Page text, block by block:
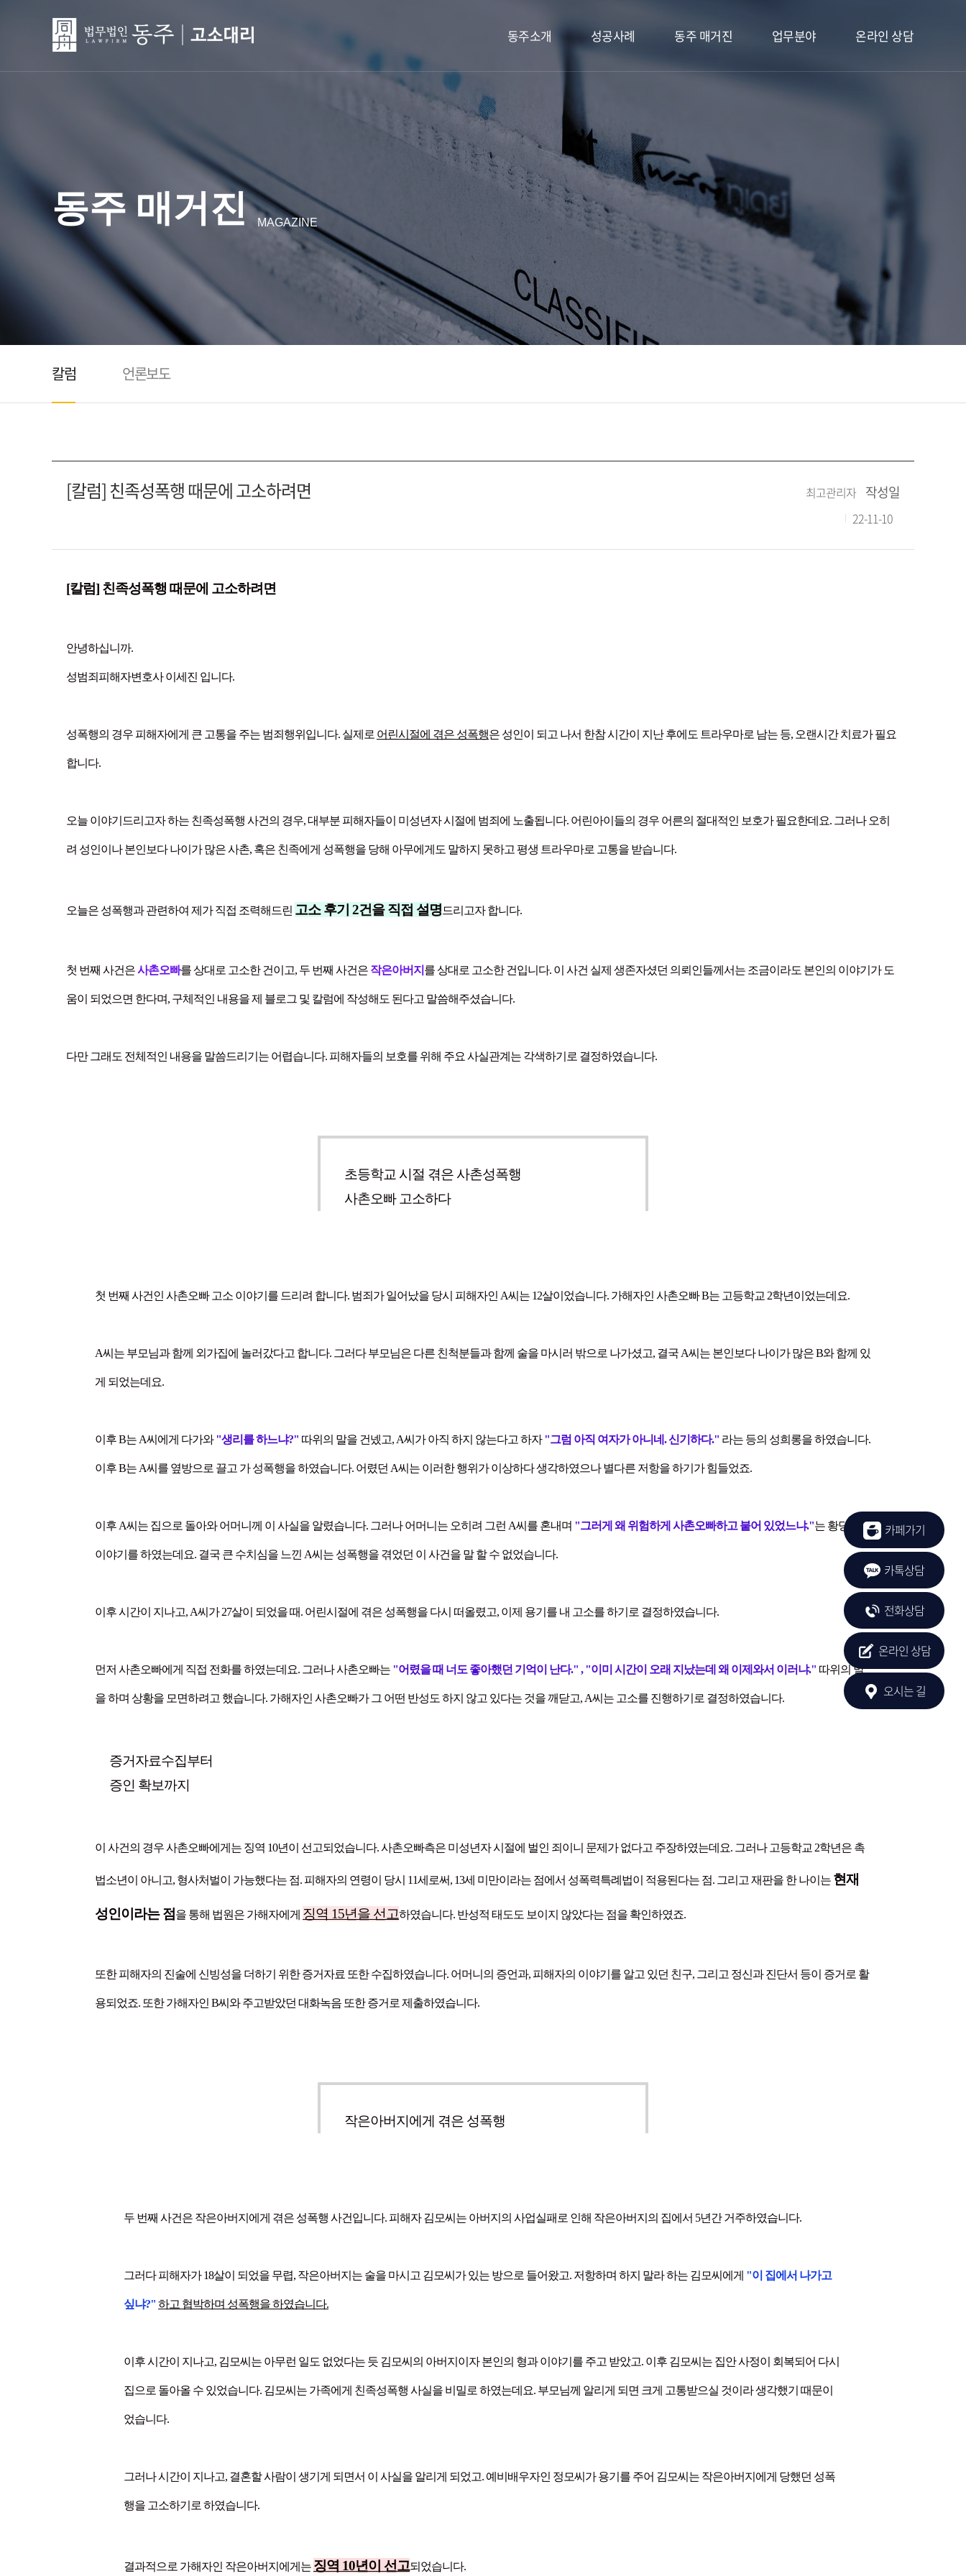
동주소개
동주 구성원
동주만의 차별화
오시는 길
성공사례 동주 매거진 업무분야
항고대리
합의대행
온라인 상담
동주 매거진 MAGAZINE
칼럼 언론보도
카페가기
카톡상담
전화상담
온라인 상담
오시는 길
[칼럼] 친족성폭행 때문에 고소하려면 최고관리자 작성일
22-11-10
[칼럼] 친족성폭행 때문에 고소하려면
안녕하십니까.
성범죄피해자변호사 이세진 입니다.
성폭행의 경우 피해자에게 큰 고통을 주는 범죄행위입니다. 실제로 어린시절에 겪은 성폭행은 성인이 되고 나서 한참 시간이 지난 후에도 트라우마로 남는 등, 오랜시간 치료가 필요
합니다.
오늘 이야기드리고자 하는 친족성폭행 사건의 경우, 대부분 피해자들이 미성년자 시절에 범죄에 노출됩니다. 어린아이들의 경우 어른의 절대적인 보호가 필요한데요. 그러나 오히
려 성인이나 본인보다 나이가 많은 사촌, 혹은 친족에게 성폭행을 당해 아무에게도 말하지 못하고 평생 트라우마로 고통을 받습니다.
오늘은 성폭행과 관련하여 제가 직접 조력해드린 고소 후기 2건을 직접 설명드리고자 합니다.
첫 번째 사건은사촌오빠를 상대로 고소한 건이고, 두 번째 사건은 작은아버지 를 상대로 고소한 건입니다. 이 사건 실제 생존자셨던 의뢰인들께서는 조금이라도 본인의 이야기가 도
움이 되었으면 한다며, 구체적인 내용을 제 블로그 및 칼럼에 작성해도 된다고 말씀해주셨습니다.
다만 그래도 전체적인 내용을 말씀드리기는 어렵습니다. 피해자들의 보호를 위해 주요 사실관계는 각색하기로 결정하였습니다.
초등학교 시절 겪은 사촌성폭행
사촌오빠 고소하다
첫 번째 사건인 사촌오빠 고소 이야기를 드리려 합니다. 범죄가 일어났을 당시 피해자인 A씨는 12살이었습니다. 가해자인 사촌오빠 B는 고등학교 2학년이었는데요.
A씨는 부모님과 함께 외가집에 놀러갔다고 합니다. 그러다 부모님은 다른 친척분들과 함께 술을 마시러 밖으로 나가셨고, 결국 A씨는 본인보다 나이가 많은 B와 함께 있
게 되었는데요.
이후 B는 A씨에게 다가와"생리를 하느냐?" 따위의 말을 건넸고, A씨가 아직 하지 않는다고 하자"그럼 아직 여자가 아니네. 신기하다." 라는 등의 성희롱을 하였습니다.
이후 B는 A씨를 옆방으로 끌고 가 성폭행을 하였습니다. 어렸던 A씨는 이러한 행위가 이상하다 생각하였으나 별다른 저항을 하기가 힘들었죠.
이후 A씨는 집으로 돌아와 어머니께 이 사실을 알렸습니다. 그러나 어머니는 오히려 그런 A씨를 혼내며 "그러게 왜 위험하게 사촌오빠하고 붙어 있었느냐."는 황당한
이야기를 하였는데요. 결국 큰 수치심을 느낀 A씨는 성폭행을 겪었던 이 사건을 말 할 수 없었습니다.
이후 시간이 지나고, A씨가 27살이 되었을 때. 어린시절에 겪은 성폭행을 다시 떠올렸고, 이제 용기를 내 고소를 하기로 결정하였습니다.
먼저 사촌오빠에게 직접 전화를 하였는데요. 그러나 사촌오빠는 "어렸을 때 너도 좋아했던 기억이 난다." , "이미 시간이 오래 지났는데 왜 이제와서 이러냐." 따위의 말
을 하며 상황을 모면하려고 했습니다. 가해자인 사촌오빠가 그 어떤 반성도 하지 않고 있다는 것을 깨닫고, A씨는 고소를 진행하기로 결정하였습니다.
증거자료수집부터
증인 확보까지
이 사건의 경우 사촌오빠에게는 징역 10년이 선고되었습니다. 사촌오빠측은 미성년자 시절에 벌인 죄이니 문제가 없다고 주장하였는데요. 그러나 고등학교 2학년은 촉
법소년이 아니고, 형사처벌이 가능했다는 점. 피해자의 연령이 당시 11세로써, 13세 미만이라는 점에서 성폭력특례법이 적용된다는 점. 그리고 재판을 한 나이는 현재
성인이라는 점 을 통해 법원은 가해자에게 징역 15년을 선고하였습니다. 반성적 태도도 보이지 않았다는 점을 확인하였죠.
또한 피해자의 진술에 신빙성을 더하기 위한 증거자료 또한 수집하였습니다. 어머니의 증언과, 피해자의 이야기를 알고 있던 친구, 그리고 정신과 진단서 등이 증거로 활
용되었죠. 또한 가해자인 B씨와 주고받았던 대화녹음 또한 증거로 제출하였습니다.
작은아버지에게 겪은 성폭행
두 번째 사건은 작은아버지에게 겪은 성폭행 사건입니다. 피해자 김모씨는 아버지의 사업실패로 인해 작은아버지의 집에서 5년간 거주하였습니다.
그러다 피해자가 18살이 되었을 무렵, 작은아버지는 술을 마시고 김모씨가 있는 방으로 들어왔고. 저항하며 하지 말라 하는 김모씨에게 "이 집에서 나가고
싶냐?" 하고 협박하며 성폭행을 하였습니다.
이후 시간이 지나고, 김모씨는 아무런 일도 없었다는 듯 김모씨의 아버지이자 본인의 형과 이야기를 주고 받았고. 이후 김모씨는 집안 사정이 회복되어 다시
집으로 돌아올 수 있었습니다. 김모씨는 가족에게 친족성폭행 사실을 비밀로 하였는데요. 부모님께 알리게 되면 크게 고통받으실 것이라 생각했기 때문이
었습니다.
그러나 시간이 지나고, 결혼할 사람이 생기게 되면서 이 사실을 알리게 되었고. 예비배우자인 정모씨가 용기를 주어 김모씨는 작은아버지에게 당했던 성폭
행을 고소하기로 하였습니다.
결과적으로 가해자인 작은아버지에게는 징역 10년이 선고되었습니다.